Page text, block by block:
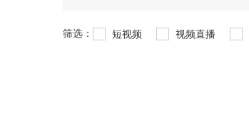
筛选： 短视频 视频直播